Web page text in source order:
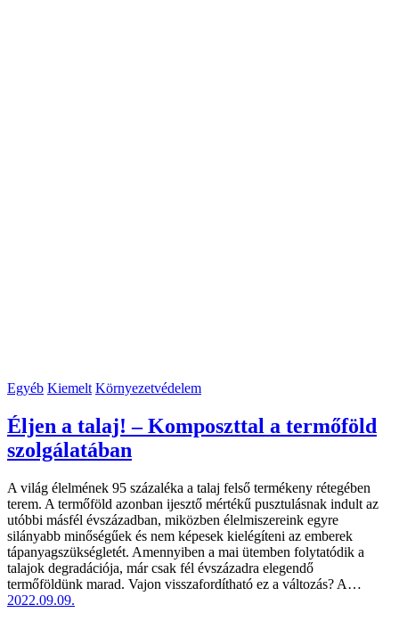
Egyéb Kiemelt Környezetvédelem
Éljen a talaj! – Komposzttal a termőföld
szolgálatában
A világ élelmének 95 százaléka a talaj felső termékeny rétegében
terem. A termőföld azonban ijesztő mértékű pusztulásnak indult az
utóbbi másfél évszázadban, miközben élelmiszereink egyre
silányabb minőségűek és nem képesek kielégíteni az emberek
tápanyagszükségletét. Amennyiben a mai ütemben folytatódik a
talajok degradációja, már csak fél évszázadra elegendő
termőföldünk marad. Vajon visszafordítható ez a változás? A…
2022.09.09.